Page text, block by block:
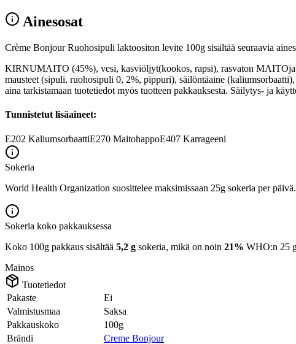
Ainesosat
Crème Bonjour Ruohosipuli laktoositon levite 100g sisältää seuraavia
KIRNUMAITO (45%), vesi, kasviöljyt(kookos, rapsi), rasvaton
mausteet (sipuli, ruohosipuli 0, 2%, pippuri), säilöntäaine
aina tarkistamaan tuotetiedot myös tuotteen pakkauksesta. Säilytys- ja
Tunnistetut lisäaineet:
E202 KaliumsorbaattiE270 MaitohappoE407 Karrageeni
Sokeria
World Health Organization suosittelee maksimissaan 25g sokeria per
Sokeria koko pakkauksessa
Koko 100g pakkaus sisältää 5,2 g sokeria, mikä on noin 21% WHO:n 25
Mainos
Tuotetiedot
Pakaste
Ei
Valmistusmaa
Saksa
Pakkauskoko
100g
Brändi
Creme Bonjour